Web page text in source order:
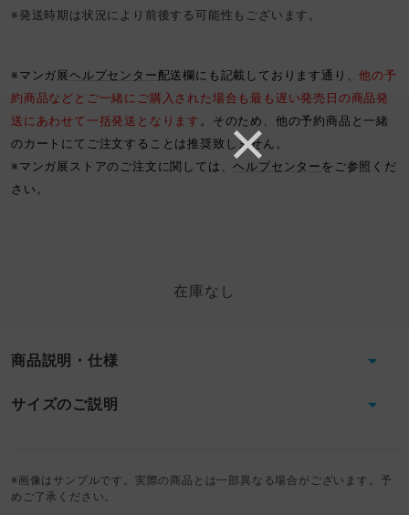
※発送時期は状況により前後する可能性もございます。
※マンガ展ヘルプセンター 配送欄にも記載しております通り、他の予
約商品などとご一緒にご購入された場合も最も遅い発売日の商品発
送にあわせて一括発送となります 。そのため、他の予約商品と一緒
のカートにてご注文することは推奨致しません。
※マンガ展ストアのご注文に関しては、ヘルプセンター をご参照くだ
さい。
在庫なし
商品説明・仕様
サイズのご説明
※画像はサンプルです。実際の商品とは一部異なる場合がございます。予
めご了承ください。